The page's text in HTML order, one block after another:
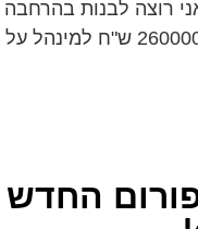
רוצה לבנות בהרחבה
של מושב, משבצת צהובה. שילמתי 260000 ש"ח למינהל על
החדש